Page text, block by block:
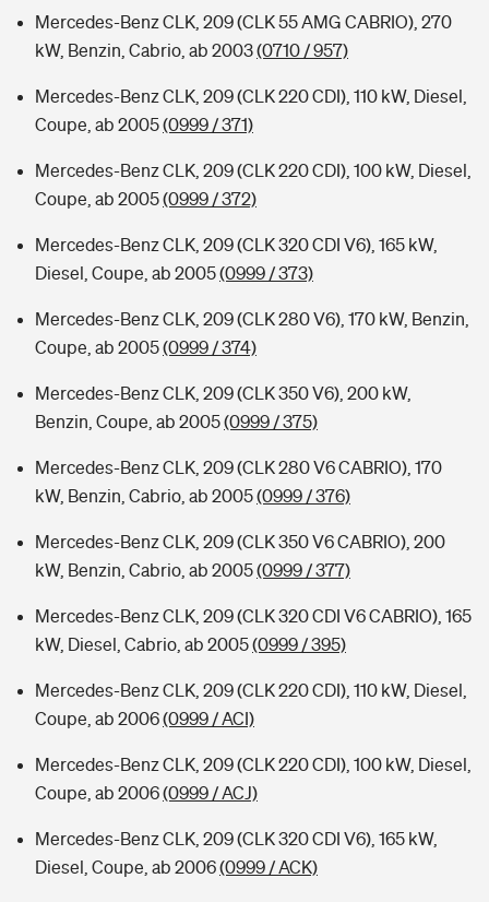
Mercedes-Benz CLK, 209 (CLK 55 AMG CABRIO), 270
kW, Benzin, Cabrio, ab 2003(0710 / 957)
Mercedes-Benz CLK, 209 (CLK 220 CDI), 110 kW, Diesel,
Coupe, ab 2005(0999 / 371)
Mercedes-Benz CLK, 209 (CLK 220 CDI), 100 kW, Diesel,
Coupe, ab 2005(0999 / 372)
Mercedes-Benz CLK, 209 (CLK 320 CDI V6), 165 kW,
Diesel, Coupe, ab 2005(0999 / 373)
Mercedes-Benz CLK, 209 (CLK 280 V6), 170 kW, Benzin,
Coupe, ab 2005(0999 / 374)
Mercedes-Benz CLK, 209 (CLK 350 V6), 200 kW,
Benzin, Coupe, ab 2005(0999 / 375)
Mercedes-Benz CLK, 209 (CLK 280 V6 CABRIO), 170
kW, Benzin, Cabrio, ab 2005(0999 / 376)
Mercedes-Benz CLK, 209 (CLK 350 V6 CABRIO), 200
kW, Benzin, Cabrio, ab 2005(0999 / 377)
Mercedes-Benz CLK, 209 (CLK 320 CDI V6 CABRIO), 165
kW, Diesel, Cabrio, ab 2005(0999 / 395)
Mercedes-Benz CLK, 209 (CLK 220 CDI), 110 kW, Diesel,
Coupe, ab 2006(0999 / ACI)
Mercedes-Benz CLK, 209 (CLK 220 CDI), 100 kW, Diesel,
Coupe, ab 2006(0999 / ACJ)
Mercedes-Benz CLK, 209 (CLK 320 CDI V6), 165 kW,
Diesel, Coupe, ab 2006(0999 / ACK)